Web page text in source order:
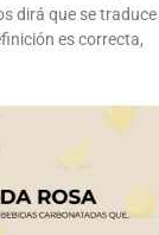
dirá que se
es correcta,